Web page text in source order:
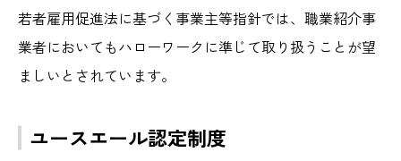
若者雇用促進法に基づく事業主等指針では、職業紹介事
業者においてもハローワークに準じて取り扱うことが望
ましいとされています。
ユースエール認定制度